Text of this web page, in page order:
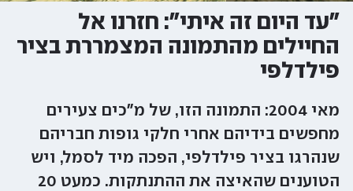
"עד היום זה איתי": חזרנו אל
החיילים מהתמונה המצמררת בציר
פילדלפי
מאי 2004: התמונה הזו, של מ"כים צעירים
מחפשים בידיהם אחרי חלקי גופות חבריהם
שנהרגו בציר פילדלפי, הפכה מיד לסמל, ויש
הטוענים שהאיצה את ההתנתקות. כמעט 20